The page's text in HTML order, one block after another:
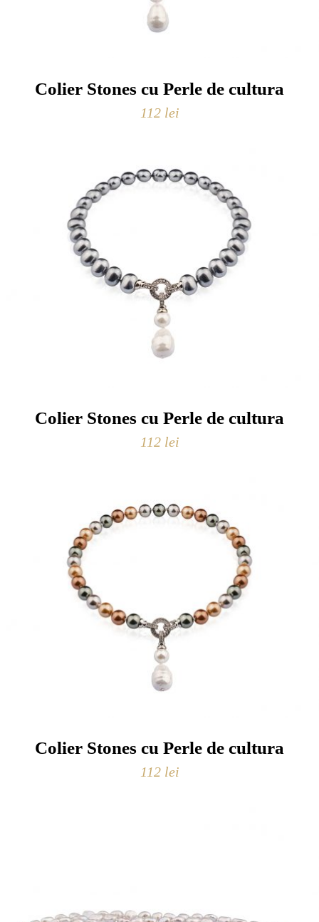
Colier Stones cu Perle de cultura
112 lei
Colier Stones cu Perle de cultura
112 lei
Colier Stones cu Perle de cultura
112 lei